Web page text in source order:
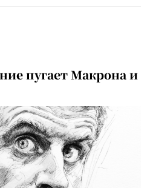
пугает Макрона и